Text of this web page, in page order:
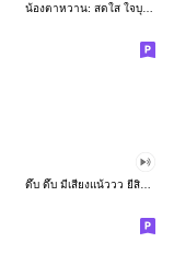
น้องตาหวาน: สดใส ใจบุญ (สีพาสเทล)
ดึ๊บ ดึ๊บ มีเสียงแน้ววว ยี่สิบหก